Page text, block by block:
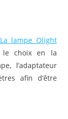
La lampe Olight
le choix en la
l’adaptateur
afin d’être